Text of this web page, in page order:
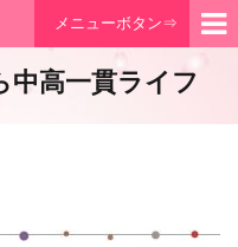
メニューボタン⇒
中高一貫ライフ